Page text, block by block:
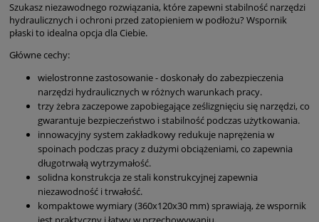
Szukasz niezawodnego rozwiązania, które zapewni stabilność narzędzi
hydraulicznych i ochroni przed zatopieniem w podłożu? Wspornik
płaski to idealna opcja dla Ciebie.
Główne cechy:
wielostronne zastosowanie - doskonały do zabezpieczenia
narzędzi hydraulicznych w różnych warunkach pracy.
trzy żebra zaczepowe zapobiegające ześlizgnięciu się narzędzi, co
gwarantuje bezpieczeństwo i stabilność podczas użytkowania.
innowacyjny system zakładkowy redukuje naprężenia w
spoinach podczas pracy z dużymi obciążeniami, co zapewnia
długotrwałą wytrzymałość.
solidna konstrukcja ze stali konstrukcyjnej zapewnia
niezawodność i trwałość.
kompaktowe wymiary (360x120x30 mm) sprawiają, że wspornik